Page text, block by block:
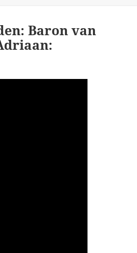
Baron van